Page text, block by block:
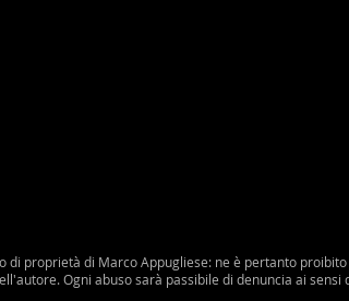
di proprietà di Marco Appugliese: ne è pertanto
Ogni abuso sarà passibile di denuncia ai